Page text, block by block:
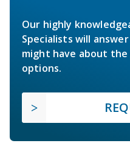
Our highly
Specialists will
might have about
options.